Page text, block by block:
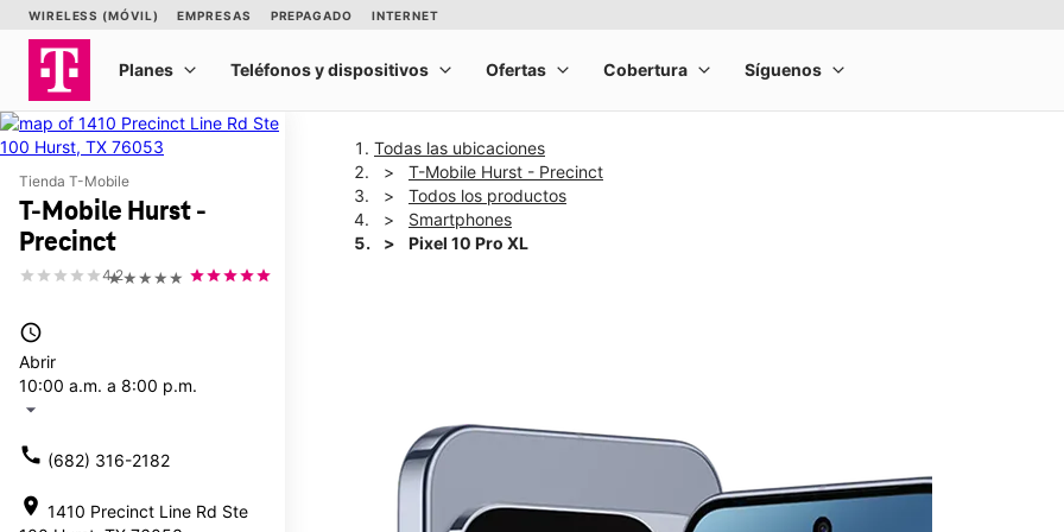
Tienda T-Mobile
T-Mobile Hurst -
Precinct
★★★★★
4.2
access_time
Abrir
10:00 a.m. a 8:00 p.m.
arrow_drop_down
call (682) 316-2182
location_on 1410 Precinct Line Rd Ste
Todas las ubicaciones
T-Mobile Hurst - Precinct
Todos los productos
Smartphones
Pixel 10 Pro XL